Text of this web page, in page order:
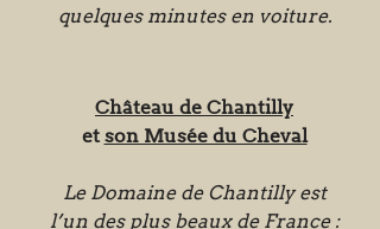
quelques minutes en voiture.
Château de Chantilly
et son Musée du Cheval
Le Domaine de Chantilly est
l’un des plus beaux de France :